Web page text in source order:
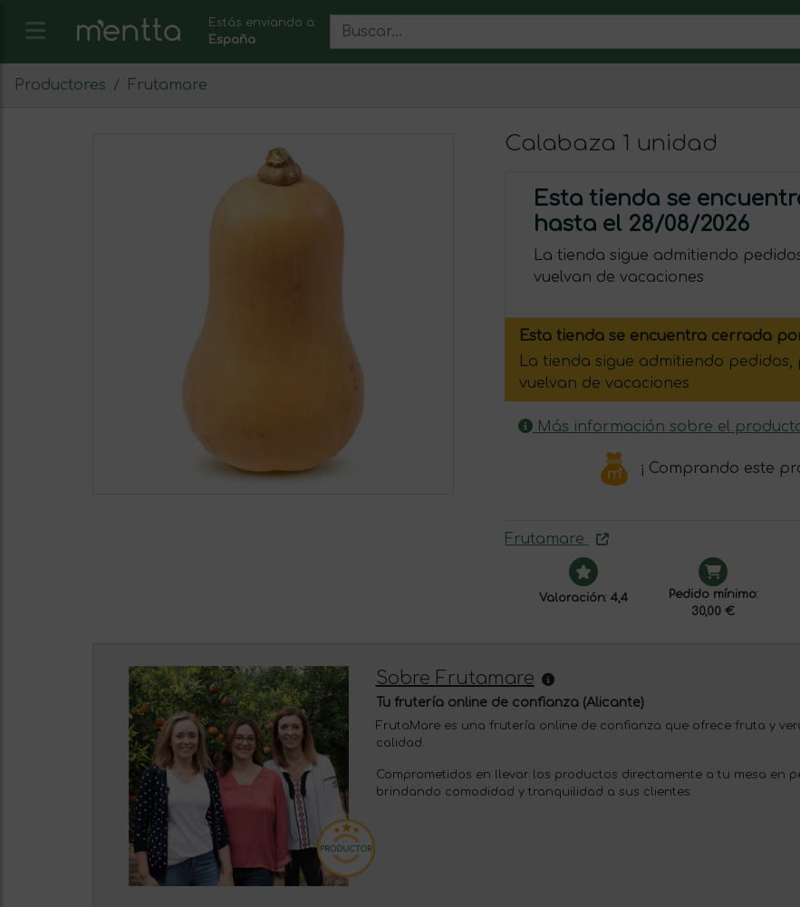
Estás enviando a:
España
Productores Frutamare
Calabaza 1 unidad
Esta tienda se
hasta el 28/08/2026
La tienda sigue admitiendo
vuelvan de vacaciones
Esta tienda se encuentra cerrada
La tienda sigue admitiendo
vuelvan de vacaciones
Más información sobre el
¡ Comprando este
Frutamare
Valoración: 4,4
Pedido mínimo:
30,00 €
Sobre Frutamare
Tu frutería online de confianza (Alicante)
FrutaMare es una frutería online de confianza que ofrece fruta y
calidad.
Comprometidos en llevar los productos directamente a tu mesa en
brindando comodidad y tranquilidad a sus clientes.